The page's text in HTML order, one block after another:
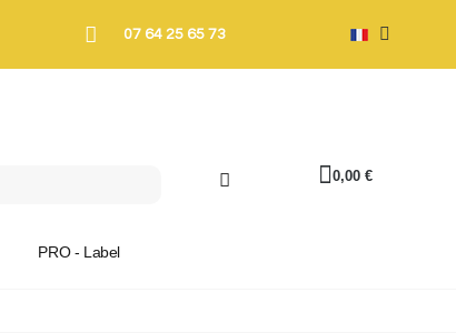
07 64 25 65 73
0,00 €
PRO - Label